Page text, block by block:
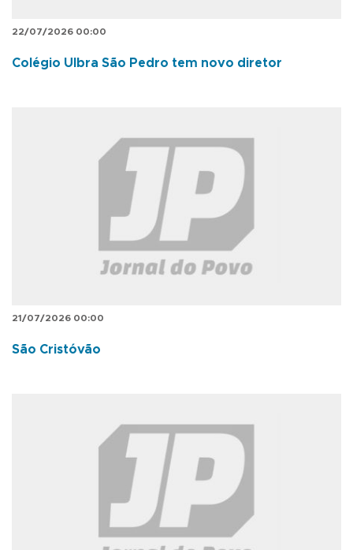
22/07/2026 00:00
Colégio Ulbra São Pedro tem novo diretor
21/07/2026 00:00
São Cristóvão